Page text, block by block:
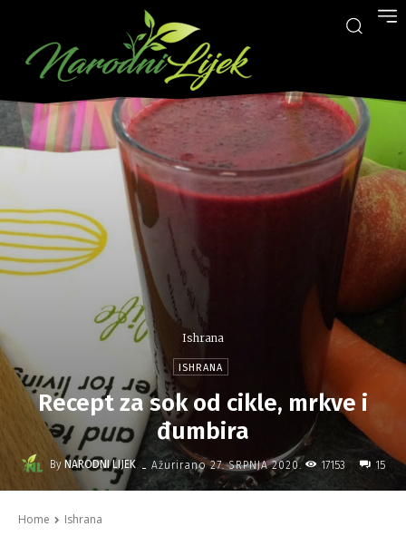
Ishrana
ISHRANA
Recept za sok od cikle, mrkve i
đumbira
By NARODNI LIJEK - Ažurirano 27. SRPNJA 2020. 17153 15
Home Ishrana